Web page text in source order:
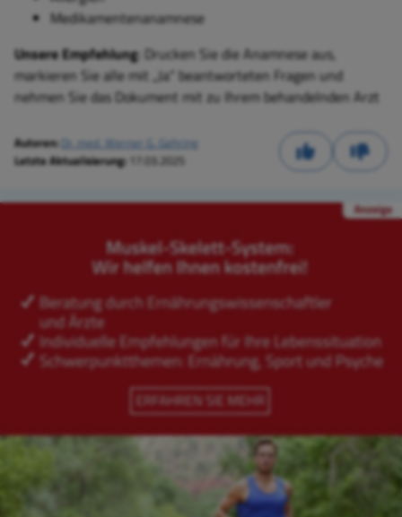
Medikamentenanamnese
Unsere Empfehlung: Drucken Sie die Anamnese aus,
markieren Sie alle mit „Ja“ beantworteten Fragen und
nehmen Sie das Dokument mit zu Ihrem behandelnden Arzt
Autoren: Dr. med. Werner G. Gehring
Letzte Aktualisierung: 17.03.2025